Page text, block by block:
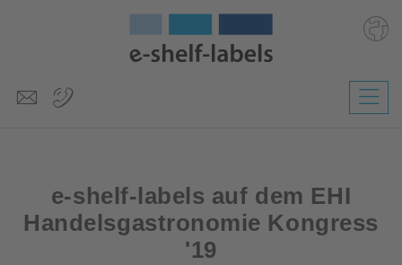
Magyar Slovenščina
Nederlands
e-shelf-labels auf dem EHI
Handelsgastronomie Kongress
'19